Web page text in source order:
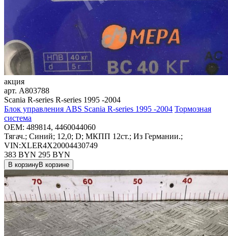
акция
арт. A803788
Scania R-series R-series 1995 -2004
Блок управления ABS Scania R-series 1995 -2004 Тормозная
система
OEM: 489814, 4460044060
Тягач.; Синий; 12,0; D; МКПП 12ст.; Из Германии.;
VIN:XLER4X20004430749
383 BYN 295 BYN
В корзинуВ корзине